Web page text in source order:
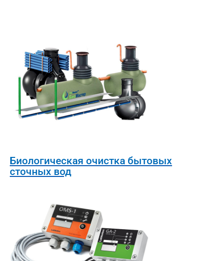
Биологическая очистка бытовых
сточных вод